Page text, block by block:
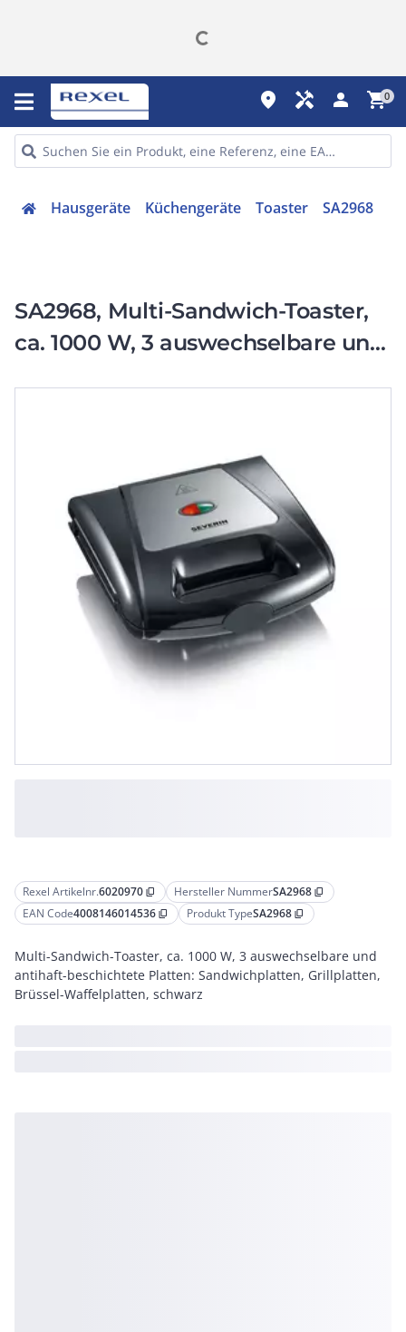
place handyman person shopping_cart0
Hausgeräte Küchengeräte Toaster SA2968
SA2968, Multi-Sandwich-Toaster,
ca. 1000 W, 3 auswechselbare und
Rexel Artikelnr.6020970 content_copy Hersteller NummerSA2968 content_copy
EAN Code4008146014536 content_copy Produkt TypeSA2968 content_copy
Multi-Sandwich-Toaster, ca. 1000 W, 3 auswechselbare und
antihaft-beschichtete Platten: Sandwichplatten, Grillplatten,
Brüssel-Waffelplatten, schwarz